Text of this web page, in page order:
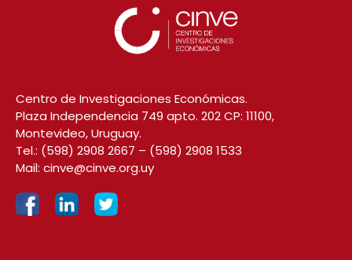
Centro de Investigaciones Económicas.
Plaza Independencia 749 apto. 202 CP: 11100,
Montevideo, Uruguay.
Tel.: (598) 2908 2667 – (598) 2908 1533
Mail: cinve@cinve.org.uy